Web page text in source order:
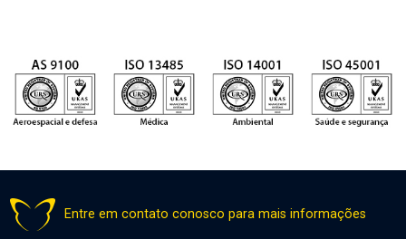
Entre em contato conosco para mais informações